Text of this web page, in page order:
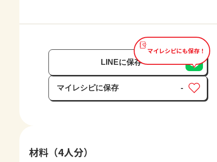
マイレシピにも保存！
LINEに保存
マイレシピに保存
保存済み
-
材料（4人分）